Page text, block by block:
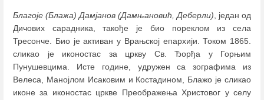
Благоје (Блажа) Дамјанов (Дамњановић, Деберли) , један од
Дичових сарадника, такође је био пореклом из села
Тресонче. Био је активан у Врањској епархији. Током 1865.
сликао је иконостас за цркву Св. Ђорђа у Горњим
Пунушевцима. Исте године, удружен са зографима из
Велеса, Манојлом Исаковим и Костадином, Блажо је сликао
иконе за иконостас цркве Преображења Христовог у селу